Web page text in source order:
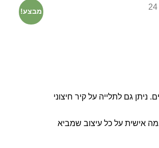
ניתן גם לתלייה על קיר חיצוני
אישית על כל עיצוב שמביא
מבצע!